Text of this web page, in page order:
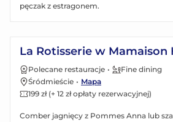
pęczak z estragonem.
La Rotisserie w Mamaison
Regina Warsaw 5*
Polecane restauracje •
Fine dining
Śródmieście • Mapa
199 zł (+ 12 zł opłaty rezerwacyjnej)
Comber jagnięcy z Pommes Anna lub